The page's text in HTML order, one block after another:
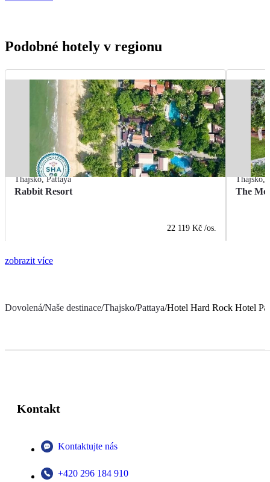
Podobné hotely v regionu
Thajsko,Pattaya
Rabbit Resort
22 119 Kč /os.
Thajsko,
The
zobrazit více
Dovolená/Naše destinace/Thajsko/Pattaya/Hotel Hard Rock Hotel
Kontakt
Kontaktujte nás
+420 296 184 910